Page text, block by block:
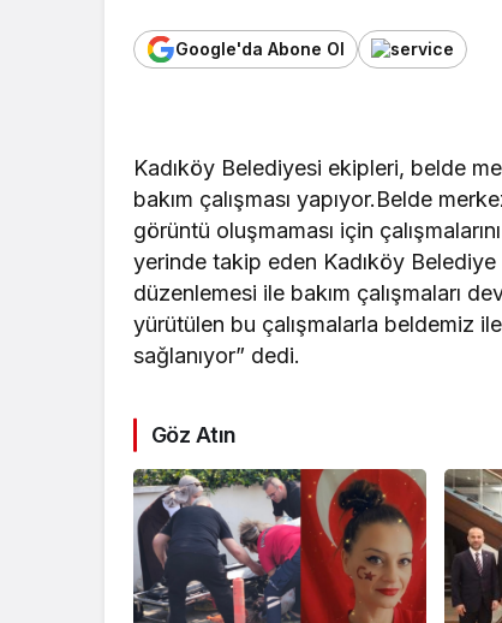
Google'da Abone Ol
Kadıköy Belediyesi ekipleri, belde
bakım çalışması yapıyor.Belde
görüntü oluşmaması için
yerinde takip eden Kadıköy
düzenlemesi ile bakım çalışmaları
yürütülen bu çalışmalarla beldemiz
sağlanıyor” dedi.
Göz Atın